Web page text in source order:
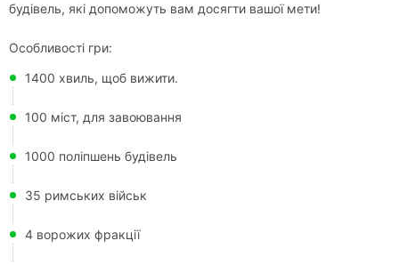
будівель, які допоможуть вам досягти вашої мети!
Особливості гри:
1400 хвиль, щоб вижити.
100 міст, для завоювання
1000 поліпшень будівель
35 римських військ
4 ворожих фракції